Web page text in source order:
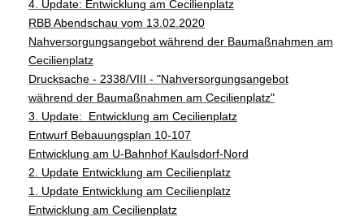
4. Update: Entwicklung am Cecilienplatz
RBB Abendschau vom 13.02.2020
Nahversorgungsangebot während der Baumaßnahmen am
Cecilienplatz
Drucksache - 2338/VIII - "Nahversorgungsangebot
während der Baumaßnahmen am Cecilienplatz"
3. Update: Entwicklung am Cecilienplatz
Entwurf Bebauungsplan 10-107
Entwicklung am U-Bahnhof Kaulsdorf-Nord
2. Update Entwicklung am Cecilienplatz
1. Update Entwicklung am Cecilienplatz
Entwicklung am Cecilienplatz